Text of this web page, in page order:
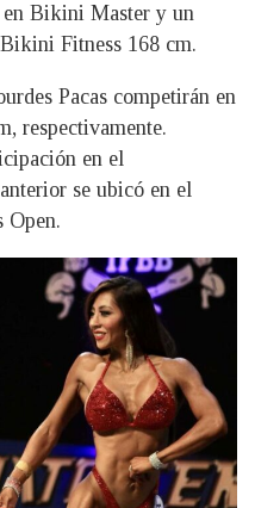
Bikini Master y un
Fitness 168 cm.
Pacas competirán en
respectivamente.
en el
se ubicó en el
Open.